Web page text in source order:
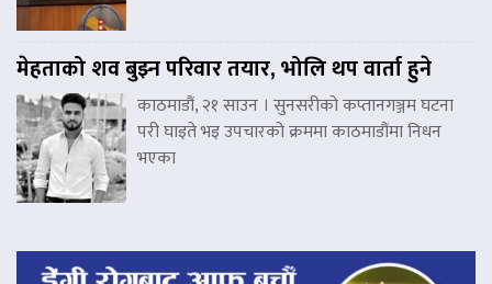
मेहताको शव बुझ्न परिवार तयार, भोलि थप वार्ता हुने
काठमाडौं, २१ साउन । सुनसरीको कप्तानगञ्जम घटना
परी घाइते भइ उपचारको क्रममा काठमाडौंमा निधन
भएका